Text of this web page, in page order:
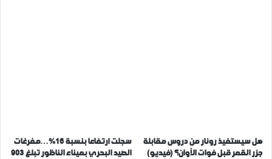
هل سيستفيذ رونار من دروس مقابلة
جزر القمر قبل فوات الآوان؟ (فيديو)
سجلت ارتفاعا بنسبة 16%…مفرغات
الصيد البحري بميناء الناظور تبلغ 903